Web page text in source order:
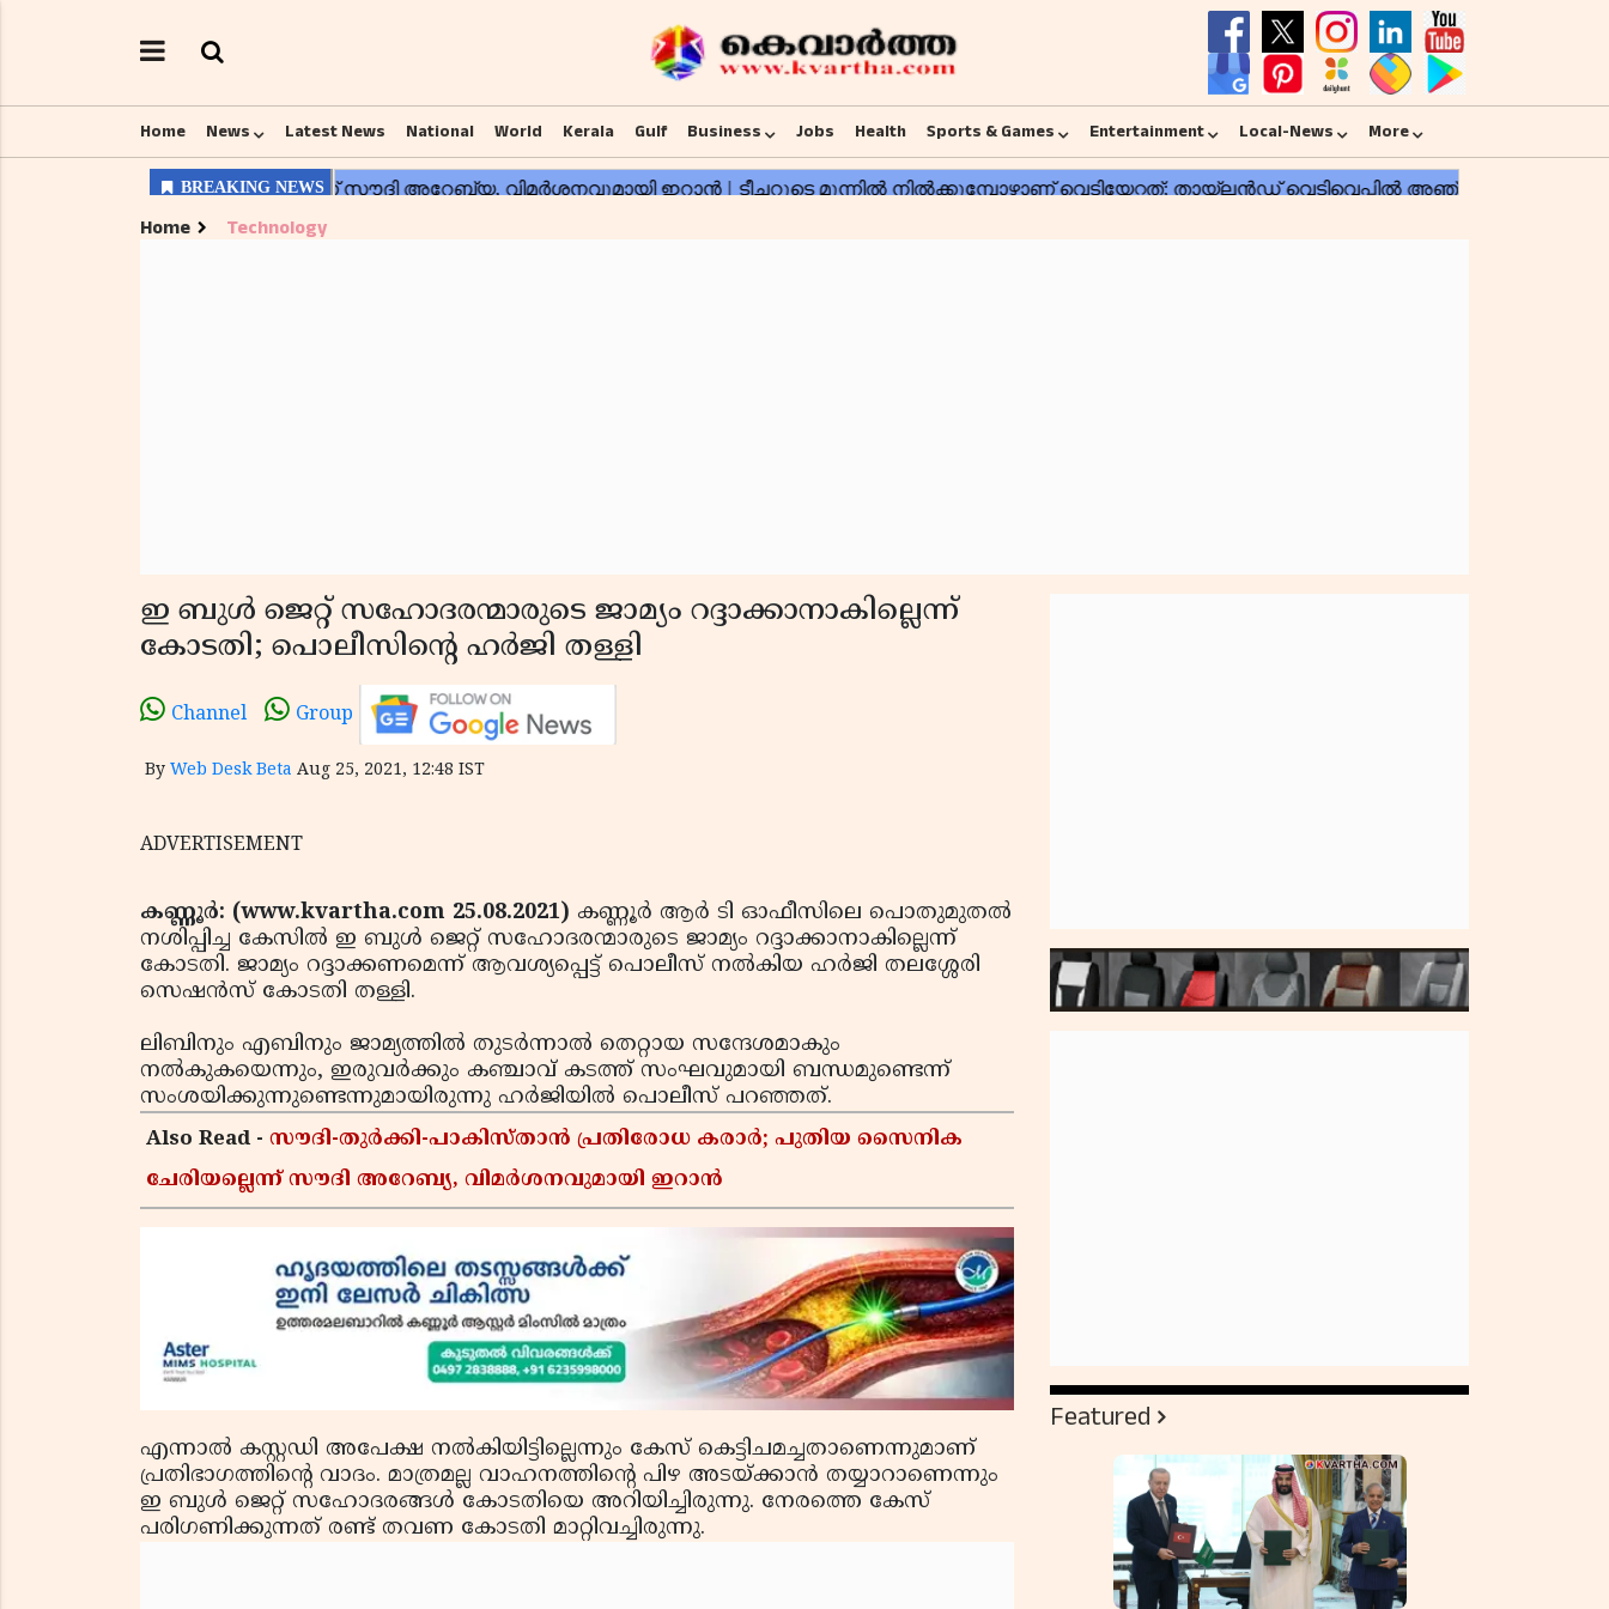
Home News Latest News National World Kerala Gulf Business Jobs Health Sports & Games Entertainment Local-News More
Home Technology
ഇ ബുള്‍ ജെറ്റ് സഹോദരന്മാരുടെ ജാമ്യം റദ്ദാക്കാനാകില്ലെന്ന്
കോടതി; പൊലീസിന്റെ ഹര്‍ജി തള്ളി
Channel Group
By Web Desk Beta Aug 25, 2021, 12:48 IST
ADVERTISEMENT
കണ്ണൂര്‍: (www.kvartha.com 25.08.2021) കണ്ണൂര്‍ ആര്‍ ടി ഓഫീസിലെ പൊതുമുതല്‍
നശിപ്പിച്ച കേസില്‍ ഇ ബുള്‍ ജെറ്റ് സഹോദരന്മാരുടെ ജാമ്യം റദ്ദാക്കാനാകില്ലെന്ന്
കോടതി. ജാമ്യം റദ്ദാക്കണമെന്ന് ആവശ്യപ്പെട്ട് പൊലീസ് നല്‍കിയ ഹര്‍ജി തലശ്ശേരി
സെഷന്‍സ് കോടതി തള്ളി.
ലിബിനും എബിനും ജാമ്യത്തില്‍ തുടര്‍ന്നാല്‍ തെറ്റായ സന്ദേശമാകും
നല്‍കുകയെന്നും, ഇരുവര്‍ക്കും കഞ്ചാവ് കടത്ത് സംഘവുമായി ബന്ധമുണ്ടെന്ന്
സംശയിക്കുന്നുണ്ടെന്നുമായിരുന്നു ഹര്‍ജിയില്‍ പൊലീസ് പറഞ്ഞത്.
Also Read - സൗദി-തുർക്കി-പാകിസ്താൻ പ്രതിരോധ കരാർ; പുതിയ സൈനിക
ചേരിയല്ലെന്ന് സൗദി അറേബ്യ, വിമർശനവുമായി ഇറാൻ
എന്നാല്‍ കസ്റ്റഡി അപേക്ഷ നല്‍കിയിട്ടില്ലെന്നും കേസ് കെട്ടിചമച്ചതാണെന്നുമാണ്
പ്രതിഭാഗത്തിന്റെ വാദം. മാത്രമല്ല വാഹനത്തിന്റെ പിഴ അടയ്ക്കാന്‍ തയ്യാറാണെന്നും
ഇ ബുള്‍ ജെറ്റ് സഹോദരങ്ങള്‍ കോടതിയെ അറിയിച്ചിരുന്നു. നേരത്തെ കേസ്
പരിഗണിക്കുന്നത് രണ്ട് തവണ കോടതി മാറ്റിവച്ചിരുന്നു.
Featured